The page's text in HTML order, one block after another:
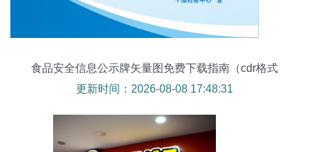
食品安全信息公示牌矢量图免费下载指南（cdr格式
| 324像素 | 编号15965062）
更新时间：2026-08-08 17:48:31